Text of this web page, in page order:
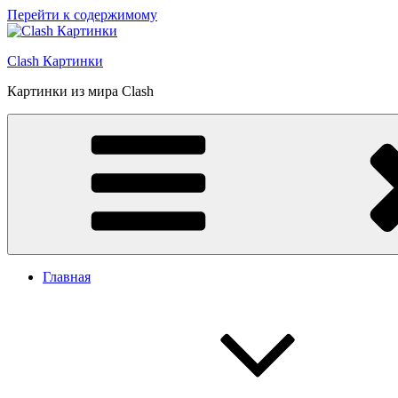
Перейти к содержимому
Clash Картинки
Картинки из мира Clash
Главная